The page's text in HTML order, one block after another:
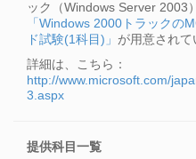
ック（Windows Server 2003
「Windows 2000トラックの
ド試験(1科目)」 が用意されて
詳細は、こちら：
http://www.microsoft.com/
3.aspx
提供科目一覧